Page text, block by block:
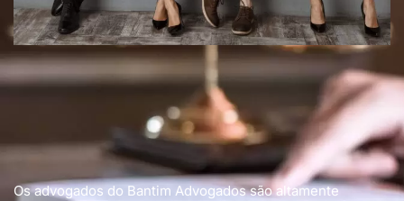
Os advogados do Bantim Advogados são altamente